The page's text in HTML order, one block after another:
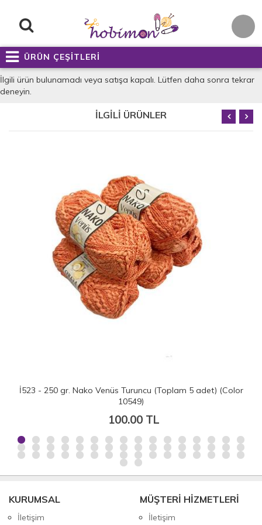
ÜRÜN ÇEŞİTLERİ
İlgili ürün bulunamadı veya satışa kapalı. Lütfen daha sonra tekrar
deneyin.
İLGİLİ ÜRÜNLER
İ523 - 250 gr. Nako Venüs Turuncu (Toplam 5 adet) (Color
10549)
100.00 TL
KURUMSAL
İletişim
MÜŞTERİ HİZMETLERİ
İletişim